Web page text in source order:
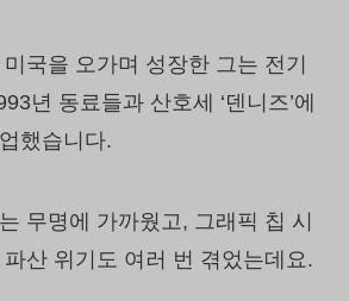
국을 오가며 성장한 그는 전기
년 동료들과 산호세 ‘덴니즈’에
했습니다.
무명에 가까웠고, 그래픽 칩 시
산 위기도 여러 번 겪었는데요.